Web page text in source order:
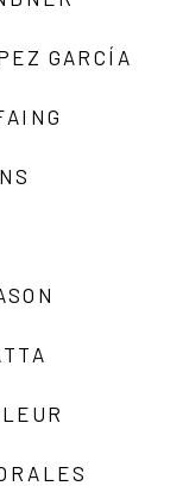
GARCÍA